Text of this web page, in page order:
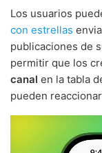
Los usuarios
con estrellas
publicaciones de
permitir que los
canal en la tabla
pueden